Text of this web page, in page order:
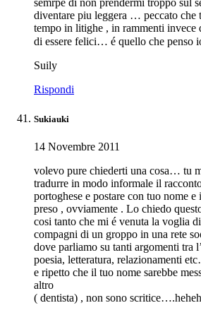
semrpe di non prendermi troppo sul
diventare piu leggera … peccato che
tempo in litighe , in rammenti invece
di essere felici… é quello che
Suily
Rispondi
Sukiauki
14 Novembre 2011
volevo pure chiederti una cosa… tu
tradurre in modo informale il
portoghese e postare con tuo nome
preso , ovviamente . Lo chiedo
cosi tanto che mi é venuta la voglia
compagni di un groppo in una rete
dove parliamo su tanti argomenti tra
poesia, letteratura, relazionamenti
e ripetto che il tuo nome sarebbe
altro
( dentista) , non sono